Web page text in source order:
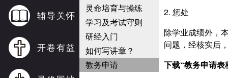
辅导关怀
开卷有益
灵命培育与操练
学习及考试守则
研经入门
如何写讲章？
教务申请
2. 惩处
除学业成绩外，
问题，经核实后
下载“教务申请表